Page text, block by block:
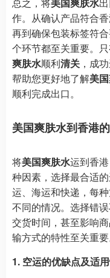
作。从确认产品符合
再到确保包装标签符
个环节都至关重要。
爽肤水顺利清关 ，成
帮助您更好地了解美
顺利完成出口。
美国爽肤水到香港
将美国爽肤水运到香
种因素，选择最合适
运、海运和快递，每
不同的情况。选择错
交货时间，甚至影响
输方式的特性至关重要
1. 空运的优缺点及适